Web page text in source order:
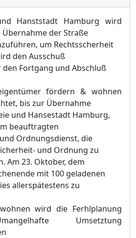
Hanststadt Hamburg wird
Übernahme der Straße
um Rechtsscherheit
den Ausschuß
Fortgang und Abschluß
fördern & wohnen
bis zur Übernahme
und Hansestadt Hamburg,
beauftragten
Ordnungsdienst, die
und Ordnung zu
Am 23. Oktober, dem
mit 100 geladenen
allerspätestens zu
wird die Ferhlplanung
Umsetztung